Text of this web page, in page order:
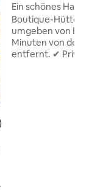
Ein schönes
Brunnen in einem
Boutique-Hütte
umgeben von
Minuten von der
entfernt. ✔